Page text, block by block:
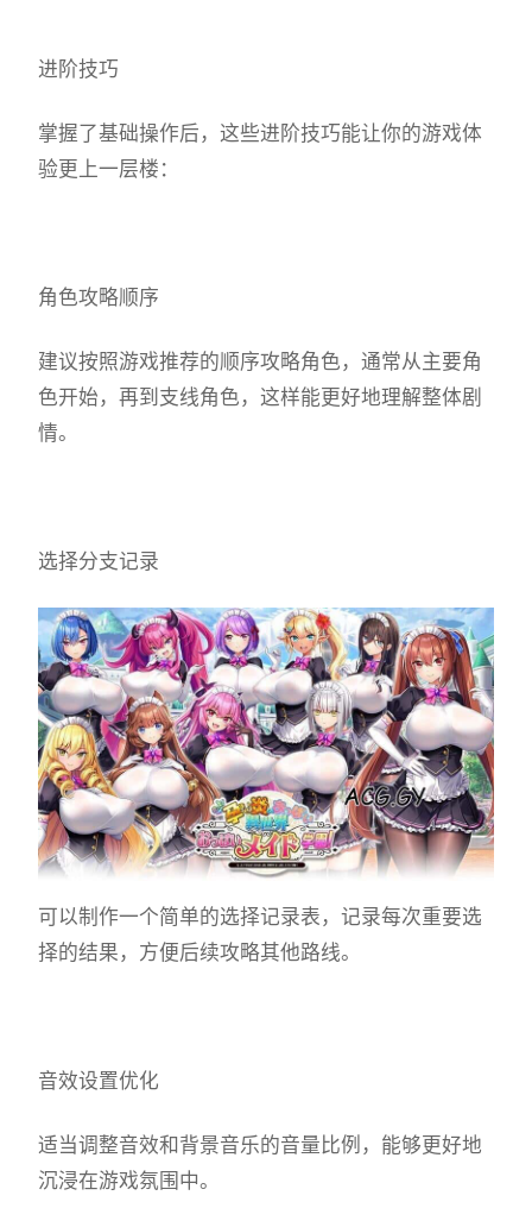
进阶技巧
掌握了基础操作后，这些进阶技巧能让你的游戏体
验更上一层楼：
角色攻略顺序
建议按照游戏推荐的顺序攻略角色，通常从主要角
色开始，再到支线角色，这样能更好地理解整体剧
情。
选择分支记录
可以制作一个简单的选择记录表，记录每次重要选
择的结果，方便后续攻略其他路线。
音效设置优化
适当调整音效和背景音乐的音量比例，能够更好地
沉浸在游戏氛围中。